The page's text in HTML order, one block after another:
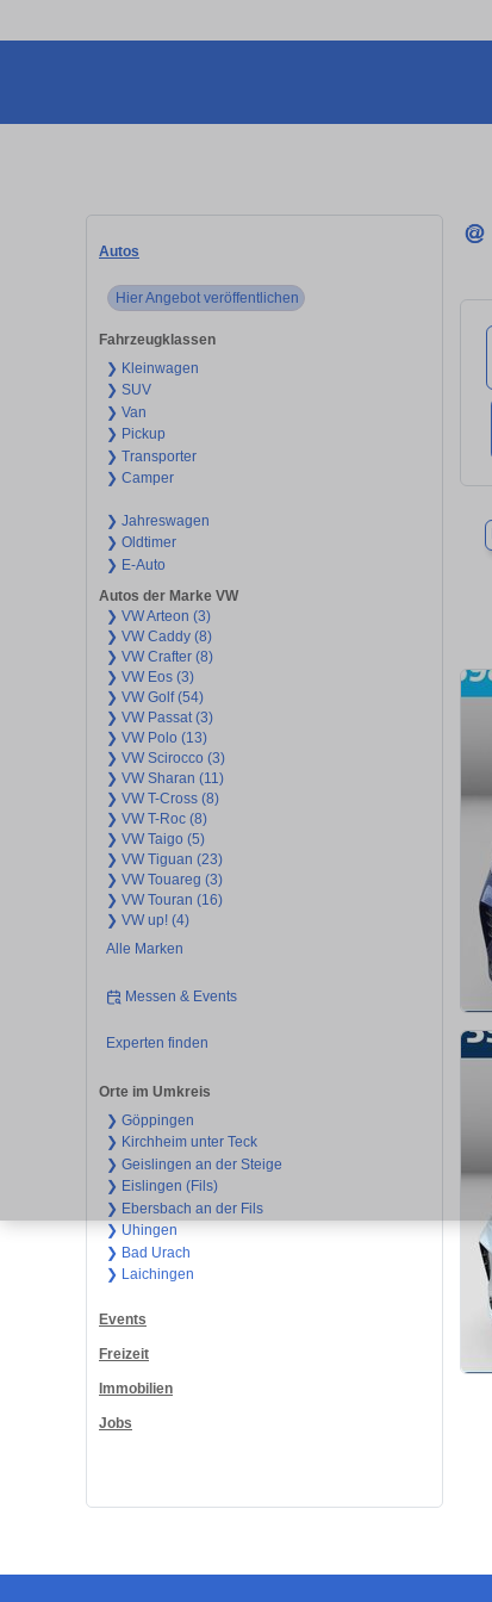
Autos
Hier Angebot veröffentlichen
Fahrzeugklassen
❯ Kleinwagen
❯ SUV
❯ Van
❯ Pickup
❯ Transporter
❯ Camper
❯ Jahreswagen
❯ Oldtimer
❯ E-Auto
Autos der Marke VW
❯ VW Arteon (3)
❯ VW Caddy (8)
❯ VW Crafter (8)
❯ VW Eos (3)
❯ VW Golf (54)
❯ VW Passat (3)
❯ VW Polo (13)
❯ VW Scirocco (3)
❯ VW Sharan (11)
❯ VW T-Cross (8)
❯ VW T-Roc (8)
❯ VW Taigo (5)
❯ VW Tiguan (23)
❯ VW Touareg (3)
❯ VW Touran (16)
❯ VW up! (4)
Alle Marken
Messen & Events
Experten finden
Orte im Umkreis
❯ Göppingen
❯ Kirchheim unter Teck
❯ Geislingen an der Steige
❯ Eislingen (Fils)
❯ Ebersbach an der Fils
❯ Uhingen
❯ Bad Urach
❯ Laichingen
Events
Freizeit
Immobilien
Jobs